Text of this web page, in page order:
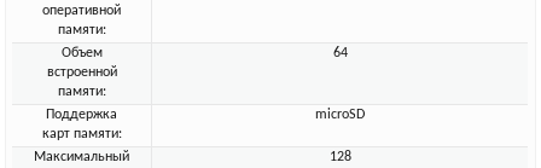
оперативной
памяти:
Объем
встроенной
памяти:
64
Поддержка
карт памяти:
microSD
Максимальный
128